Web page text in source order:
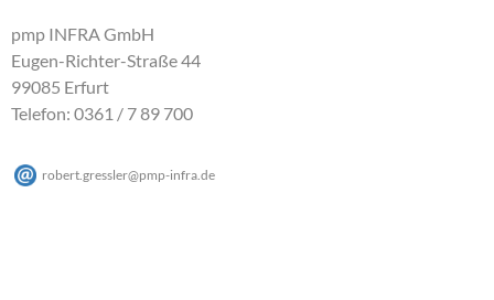
pmp INFRA GmbH
Eugen-Richter-Straße 44
99085 Erfurt
Telefon: 0361 / 7 89 700
robert.gressler@pmp-infra.de